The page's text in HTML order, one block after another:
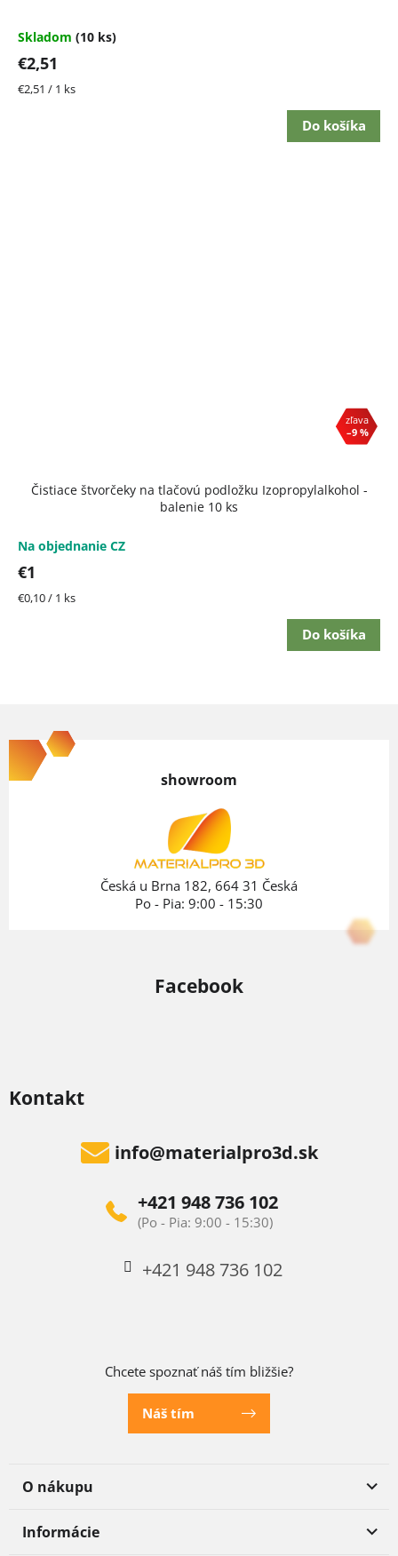
Skladom (10 ks)
€2,51
Jednotková
€2,51 / 1 ks
Do košíka
–9 %
Čistiace štvorčeky na tlačovú podložku Izopropylalkohol -
balenie 10 ks
Na objednanie CZ
€1
Jednotková
€0,10 / 1 ks
Do košíka
á
p
Kontakt
info@materialpro3d.sk
+421 948 736 102
+421 948 736 102
Chcete spoznať náš tím bližšie?
Náš tím
O nákupu
Informácie
showroom
Česká u Brna 182, 664 31 Česká
Po - Pia: 9:00 - 15:30
Facebook